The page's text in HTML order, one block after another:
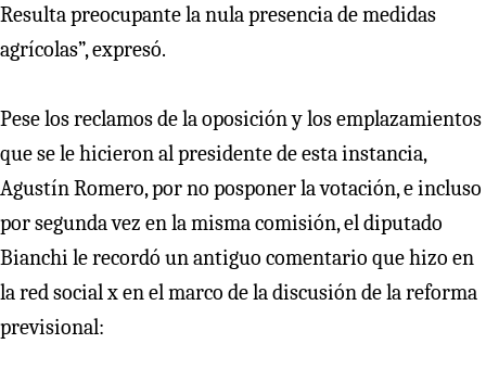
Resulta preocupante la nula presencia de medidas
agrícolas”, expresó.
Pese los reclamos de la oposición y los emplazamientos
que se le hicieron al presidente de esta instancia,
Agustín Romero, por no posponer la votación, e incluso
por segunda vez en la misma comisión, el diputado
Bianchi le recordó un antiguo comentario que hizo en
la red social x en el marco de la discusión de la reforma
previsional: